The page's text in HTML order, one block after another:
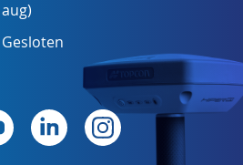
aug)
Gesloten